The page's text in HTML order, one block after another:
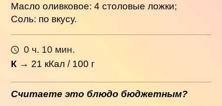
Масло оливковое: 4 столовые ложки;
Соль: по вкусу.
0 ч. 10 мин.
К → 21 кКал / 100 г
Считаете это блюдо бюджетным?